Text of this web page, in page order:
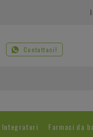
Contattaci!
Integratori Farmaci da